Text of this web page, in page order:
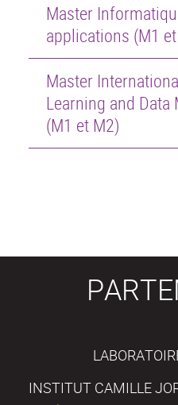
Master
applications (M1
Master
Learning and Data
(M1 et M2)
INSTITUT CAMILLE